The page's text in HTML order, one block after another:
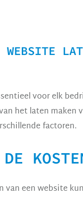
WEBSITE
voor elk
het laten maken
factoren.
van een website